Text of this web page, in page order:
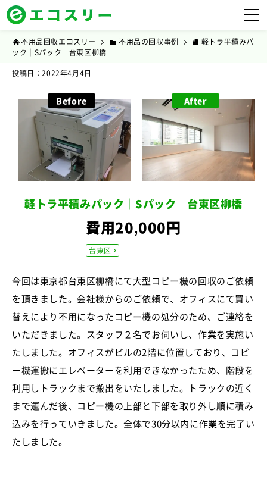
不用品回収エコスリー 不用品の回収事例
軽トラ平積みパ
ック｜Sパック 台東区柳橋
投稿日：2022年4月4日
Before After
軽トラ平積みパック｜Sパック 台東区柳橋
費用20,000円
台東区
今回は東京都台東区柳橋にて大型コピー機の回収のご依頼
を頂きました。会社様からのご依頼で、オフィスにて買い
替えにより不用になったコピー機の処分のため、ご連絡を
いただきました。スタッフ２名でお伺いし、作業を実施い
たしました。オフィスがビルの2階に位置しており、コピ
ー機運搬にエレベーターを利用できなかったため、階段を
利用しトラックまで搬出をいたしました。トラックの近く
まで運んだ後、コピー機の上部と下部を取り外し順に積み
込みを行っていきました。全体で30分以内に作業を完了い
たしました。